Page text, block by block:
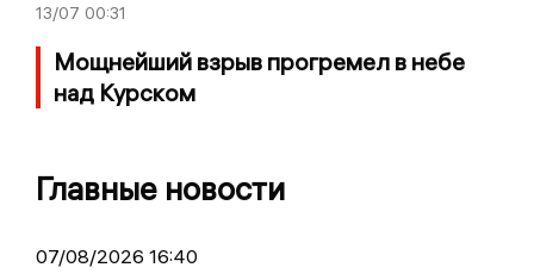
13/07 00:31
Мощнейший взрыв прогремел в небе
над Курском
Главные новости
07/08/2026 16:40